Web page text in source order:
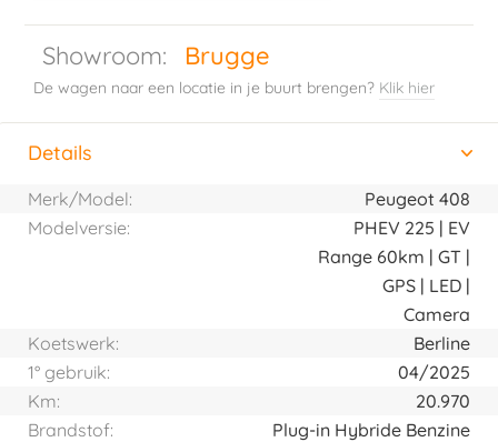
Showroom: Brugge
De wagen naar een locatie in je buurt brengen? Klik hier
Horizontal tab group
Details
Merk/Model:
Peugeot 408
Modelversie:
PHEV 225 | EV
Range 60km | GT |
GPS | LED |
Camera
Koetswerk:
Berline
1° gebruik:
04/2025
Km:
20.970
Brandstof:
Plug-in Hybride Benzine